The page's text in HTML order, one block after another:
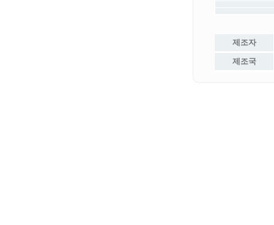
제조자
제조국